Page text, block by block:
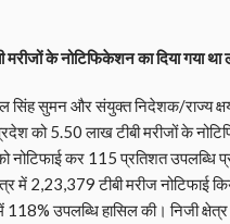
के नोटिफिकेशन का दिया गया था
सिंह सुमन और संयुक्त निदेशक/राज्य
को 5.50 लाख टीबी मरीजों के
नोटिफाई कर 115 प्रतिशत उपलब्धि
में 2,23,379 टीबी मरीज नोटिफाई
118% उपलब्धि हासिल की। निजी